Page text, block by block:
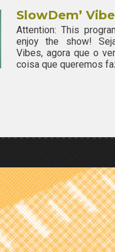
SlowDem’
Attention: This
enjoy the show!
Vibes, agora que o
coisa que queremos